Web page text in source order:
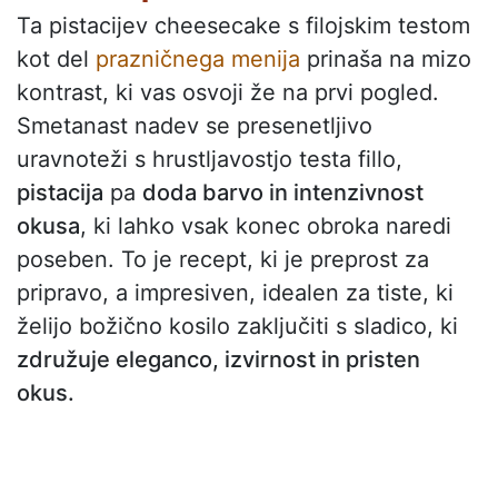
Ta pistacijev cheesecake s filojskim testom
kot del prazničnega menija prinaša na mizo
kontrast, ki vas osvoji že na prvi pogled.
Smetanast nadev se presenetljivo
uravnoteži s hrustljavostjo testa fillo,
pistacija pa doda barvo in intenzivnost
okusa, ki lahko vsak konec obroka naredi
poseben. To je recept, ki je preprost za
pripravo, a impresiven, idealen za tiste, ki
želijo božično kosilo zaključiti s sladico, ki
združuje eleganco, izvirnost in pristen
okus.